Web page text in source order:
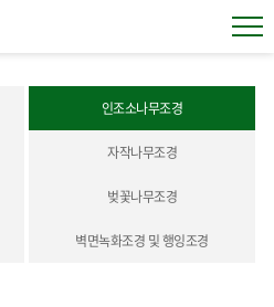
인조소나무조경
자작나무조경
벚꽃나무조경
벽면녹화조경 및 행잉조경